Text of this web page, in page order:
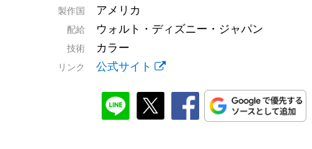
製作国 アメリカ
配給 ウォルト・ディズニー・ジャパン
技術 カラー
リンク 公式サイト